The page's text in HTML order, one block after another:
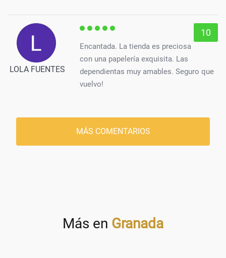
LOLA FUENTES
10
Encantada. La tienda es preciosa
con una papelería exquisita. Las
dependientas muy amables. Seguro que
vuelvo!
MÁS COMENTARIOS
Más en Granada